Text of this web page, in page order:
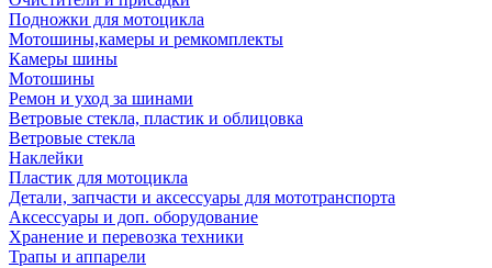
Подножки для мотоцикла
Мотошины,камеры и ремкомплекты
Камеры шины
Мотошины
Ремон и уход за шинами
Ветровые стекла, пластик и облицовка
Ветровые стекла
Наклейки
Пластик для мотоцикла
Детали, запчасти и аксессуары для мототранспорта
Аксессуары и доп. оборудование
Хранение и перевозка техники
Трапы и аппарели